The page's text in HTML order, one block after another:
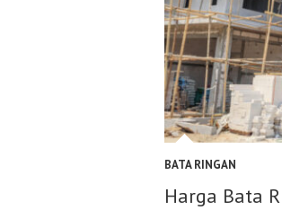
BATA RINGAN
Harga Bata